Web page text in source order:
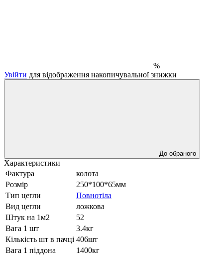
%
Увійти для відображення накопичувальної знижки
До обраного
Характеристики
Фактура
колота
Розмір
250*100*65мм
Тип цегли
Повнотіла
Вид цегли
ложкова
Штук на 1м2
52
Вага 1 шт
3.4кг
Кількість шт в пачці 406шт
Вага 1 піддона
1400кг